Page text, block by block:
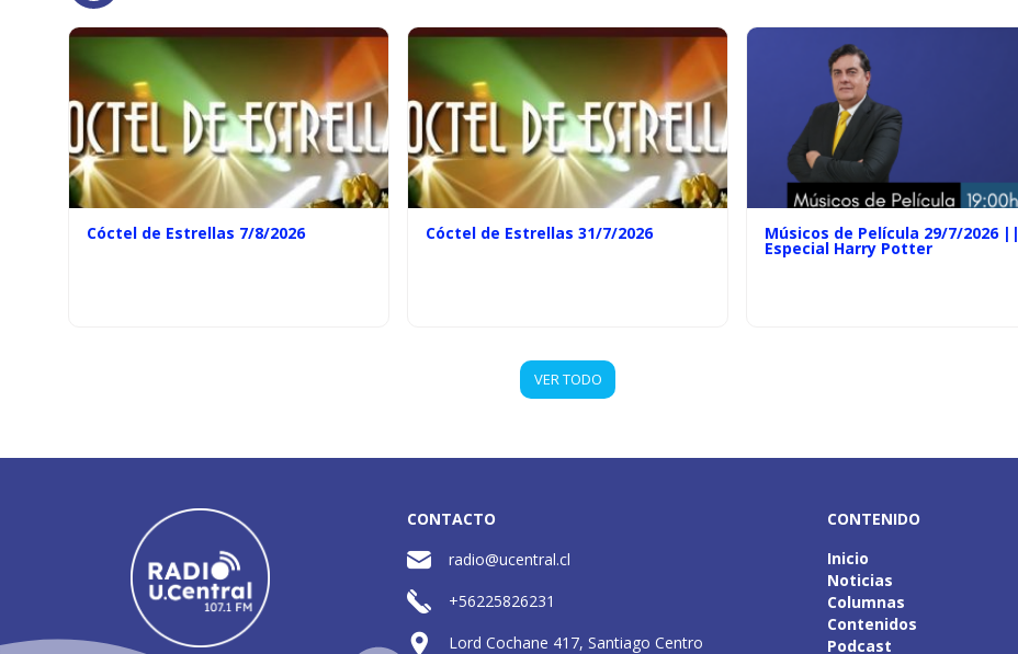
Cóctel de Estrellas 7/8/2026 Cóctel de Estrellas 31/7/2026 Músicos de Película 29/7/2026 ||
Especial Harry Potter
VER TODO
CONTACTO
radio@ucentral.cl
+56225826231
Lord Cochane 417, Santiago Centro
CONTENIDO
Inicio
Noticias
Columnas
Contenidos
Podcast